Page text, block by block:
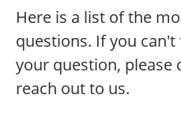
Here is a list of the
questions. If you
your question, please
reach out to us.